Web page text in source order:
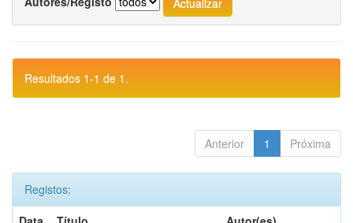
Resultados 1-1 de 1.
Anterior 1 Próxima
Registos: